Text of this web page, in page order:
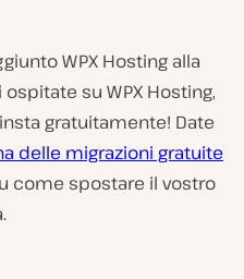
WPX Hosting alla
su WPX Hosting,
gratuitamente! Date
delle migrazioni gratuite
come spostare il vostro